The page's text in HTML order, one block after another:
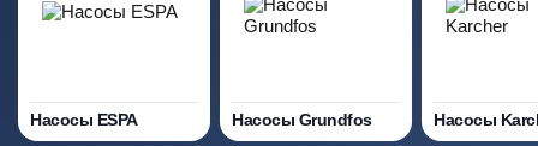
Насосы ESPA Насосы Grundfos Насосы